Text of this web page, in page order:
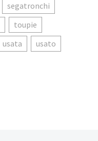
segatronchi
toupie
usata
usato